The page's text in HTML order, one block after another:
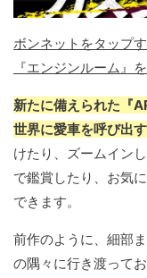
ボンネットをタップ
『エンジンルーム』
新たに備えられた『
世界に愛車を呼び出す
けたり、ズームイン
で鑑賞したり、お気
できます。
前作のように、細部
の隅々に行き渡ってお